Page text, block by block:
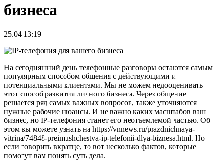
бизнеса
25.04 13:19
На сегодняшний день телефонные разговоры остаются самым
популярным способом общения с действующими и
потенциальными клиентами. Мы не можем недооценивать
этот способ развития личного бизнеса. Через общение
решается ряд самых важных вопросов, также уточняются
нужные рабочие нюансы. И не важно каких масштабов ваш
бизнес, но IP-телефония станет его неотъемлемой частью. Об
этом вы можете узнать на https://vnnews.ru/prazdnichnaya-
vitrina/74848-preimushchestva-ip-telefonii-dlya-biznesa.html. Но
если говорить вкратце, то вот несколько фактов, которые
помогут вам понять суть дела.